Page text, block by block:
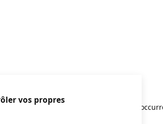
error: a client-side exception has
vos propres